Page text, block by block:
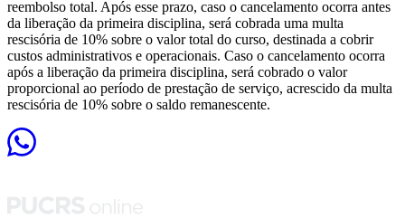
reembolso total. Após esse prazo, caso o cancelamento ocorra antes
da liberação da primeira disciplina, será cobrada uma multa
rescisória de 10% sobre o valor total do curso, destinada a cobrir
custos administrativos e operacionais. Caso o cancelamento ocorra
após a liberação da primeira disciplina, será cobrado o valor
proporcional ao período de prestação de serviço, acrescido da multa
rescisória de 10% sobre o saldo remanescente.